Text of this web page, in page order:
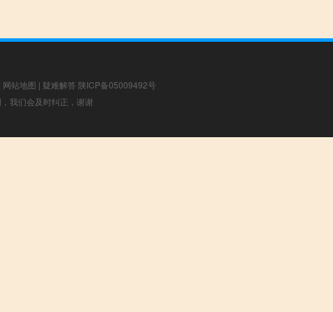
网站地图 | 疑难解答 陕ICP备05009492号
我们会及时纠正，谢谢